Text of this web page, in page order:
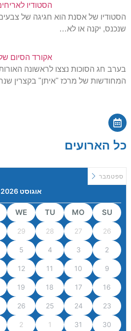
הסטודיו
הסטודיו של אסנת הוא חגיגה של צבעים,
שנכנס, יקנה או לא…
אקורד הסיום
בערב חג הסוכות נצצו לראשונה
המחודשות של מרכז "איתן" בקצרין
כל הארועים
אוגוסט 2026
ספטמבר
SU
MO
TU
WE
26
27
28
29
2
3
4
5
9
10
11
12
16
17
18
19
23
24
25
26
30
31
1
2